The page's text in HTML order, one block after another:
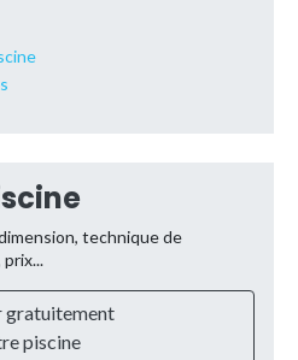
technique de
gratuitement
piscine